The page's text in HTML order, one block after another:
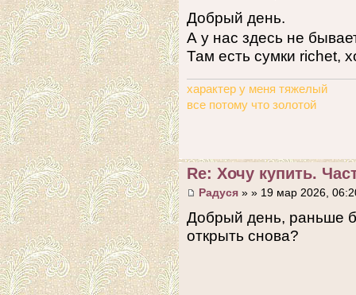
Добрый день.
А у нас здесь не
Там есть сумки richet,
характер у меня тяжелый
все потому что золотой
Re: Хочу купить.
Радуся » » 19 мар 2026,
Добрый день, раньше
открыть снова?